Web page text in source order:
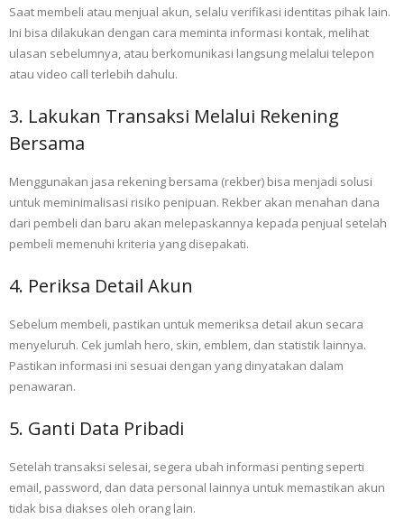
Saat membeli atau menjual akun, selalu verifikasi identitas pihak lain.
Ini bisa dilakukan dengan cara meminta informasi kontak, melihat
ulasan sebelumnya, atau berkomunikasi langsung melalui telepon
atau video call terlebih dahulu.
3. Lakukan Transaksi Melalui Rekening
Bersama
Menggunakan jasa rekening bersama (rekber) bisa menjadi solusi
untuk meminimalisasi risiko penipuan. Rekber akan menahan dana
dari pembeli dan baru akan melepaskannya kepada penjual setelah
pembeli memenuhi kriteria yang disepakati.
4. Periksa Detail Akun
Sebelum membeli, pastikan untuk memeriksa detail akun secara
menyeluruh. Cek jumlah hero, skin, emblem, dan statistik lainnya.
Pastikan informasi ini sesuai dengan yang dinyatakan dalam
penawaran.
5. Ganti Data Pribadi
Setelah transaksi selesai, segera ubah informasi penting seperti
email, password, dan data personal lainnya untuk memastikan akun
tidak bisa diakses oleh orang lain.